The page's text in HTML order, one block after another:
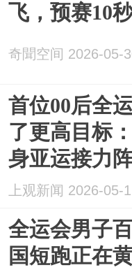
飞，预赛10
奇聞空间 2026-05-
首位00后全
了更高目标
身亚运接力
上观新闻 2026-05-
全运会男子
国短跑正在